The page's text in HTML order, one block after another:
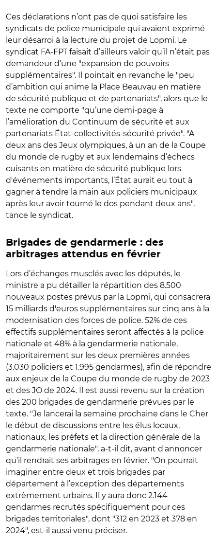
Ces déclarations n’ont pas de quoi satisfaire les
syndicats de police municipale qui avaient exprimé
leur désarroi à la lecture du projet de Lopmi. Le
syndicat FA-FPT faisait d’ailleurs valoir qu’il n’était pas
demandeur d’une "expansion de pouvoirs
supplémentaires". Il pointait en revanche le "peu
d’ambition qui anime la Place Beauvau en matière
de sécurité publique et de partenariats", alors que le
texte ne comporte "qu’une demi-page à
l’amélioration du Continuum de sécurité et aux
partenariats État-collectivités-sécurité privée". "A
deux ans des Jeux olympiques, à un an de la Coupe
du monde de rugby et aux lendemains d’échecs
cuisants en matière de sécurité publique lors
d'événements importants, l’État aurait eu tout à
gagner à tendre la main aux policiers municipaux
après leur avoir tourné le dos pendant deux ans",
tance le syndicat.
Brigades de gendarmerie : des
arbitrages attendus en février
Lors d’échanges musclés avec les députés, le
ministre a pu détailler la répartition des 8.500
nouveaux postes prévus par la Lopmi, qui consacrera
15 milliards d'euros supplémentaires sur cinq ans à la
modernisation des forces de police. 52% de ces
effectifs supplémentaires seront affectés à la police
nationale et 48% à la gendarmerie nationale,
majoritairement sur les deux premières années
(3.030 policiers et 1.995 gendarmes), afin de répondre
aux enjeux de la Coupe du monde de rugby de 2023
et des JO de 2024. Il est aussi revenu sur la création
des 200 brigades de gendarmerie prévues par le
texte. "Je lancerai la semaine prochaine dans le Cher
le début de discussions entre les élus locaux,
nationaux, les préfets et la direction générale de la
gendarmerie nationale", a-t-il dit, avant d'annoncer
qu’il rendrait ses arbitrages en février. "On pourrait
imaginer entre deux et trois brigades par
département à l’exception des départements
extrêmement urbains. Il y aura donc 2.144
gendarmes recrutés spécifiquement pour ces
brigades territoriales", dont "312 en 2023 et 378 en
2024", est-il aussi venu préciser.